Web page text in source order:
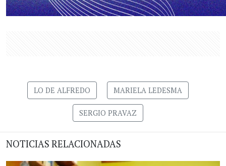
LO DE ALFREDO MARIELA LEDESMA
SERGIO PRAVAZ
NOTICIAS RELACIONADAS